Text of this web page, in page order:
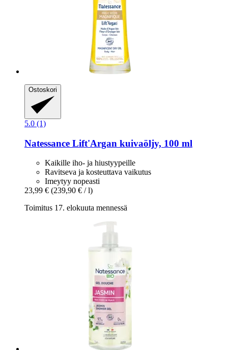
Ostoskori
5.0 (1)
Natessance Lift'Argan kuivaöljy, 100 ml
Kaikille iho- ja hiustyypeille
Ravitseva ja kosteuttava vaikutus
Imeytyy nopeasti
23,99 € (239,90 € / l)
Toimitus 17. elokuuta mennessä